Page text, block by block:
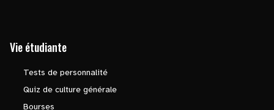
Vie étudiante
Tests de personnalité
Quiz de culture générale
Bourses